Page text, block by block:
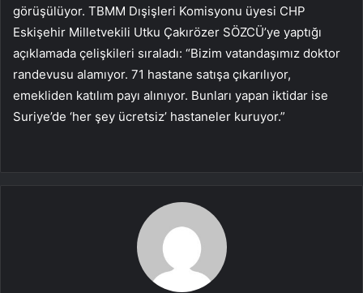
görüşülüyor. TBMM Dışişleri Komisyonu üyesi CHP
Eskişehir Milletvekili Utku Çakırözer SÖZCÜ’ye yaptığı
açıklamada çelişkileri sıraladı: “Bizim vatandaşımız doktor
randevusu alamıyor. 71 hastane satışa çıkarılıyor,
emekliden katılım payı alınıyor. Bunları yapan iktidar ise
Suriye’de ‘her şey ücretsiz’ hastaneler kuruyor.”